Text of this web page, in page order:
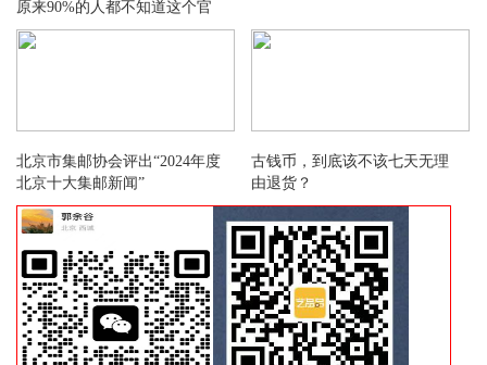
08：12 九龙壁小型张好品3.80元成交30张
08：24 九龙壁小型张好品4.00元成交92张
08：25 温州园博会套票好品1.45元成交800套
08：28 二轮鸡大版好品20.00元成交3版
08：30 二轮狗大版好品22.00元成交3版
08：30 莫高窟二小型张好品8.50元成交300张
08：34 2025年小版9全好品90.00元成交2套
08：37 莫高窟二小型张好品8.00元成交20张
原来90%的人都不知道这个官
方渠道！
北京市集邮协会评出“2024年度
北京十大集邮新闻”
古钱币，到底该不该七天无理
由退货？